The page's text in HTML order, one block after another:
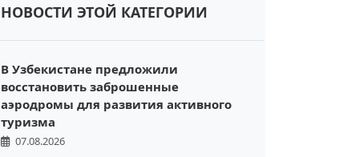
НОВОСТИ ЭТОЙ КАТЕГОРИИ
В Узбекистане предложили
восстановить заброшенные
аэродромы для развития активного
туризма
07.08.2026